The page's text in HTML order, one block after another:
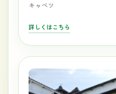
キャベツ
詳しくはこちら